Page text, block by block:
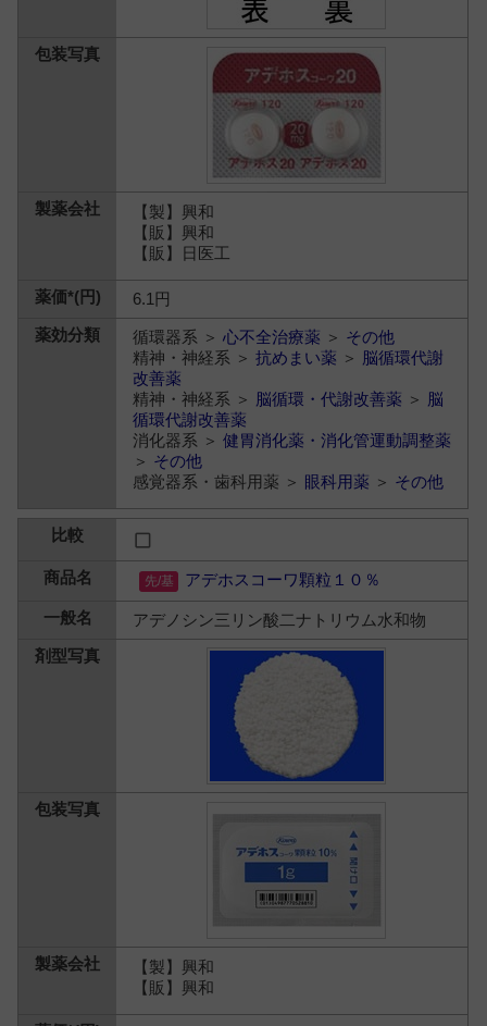
【製】興和
【販】興和
【販】日医工
6.1円
循環器系 ＞心不全治療薬 ＞ その他
精神・神経系 ＞抗めまい薬 ＞ 脳循環代謝
改善薬
精神・神経系 ＞ 脳循環・代謝改善薬 ＞ 脳
循環代謝改善薬
消化器系 ＞健胃消化薬・消化管運動調整薬
＞ その他
感覚器系・歯科用薬 ＞ 眼科用薬 ＞ その他
アデホスコーワ顆粒１０％
アデノシン三リン酸二ナトリウム水和物
【製】興和
【販】興和